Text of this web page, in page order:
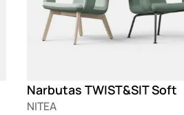
Narbutas TWIST&SIT Soft
NITEA